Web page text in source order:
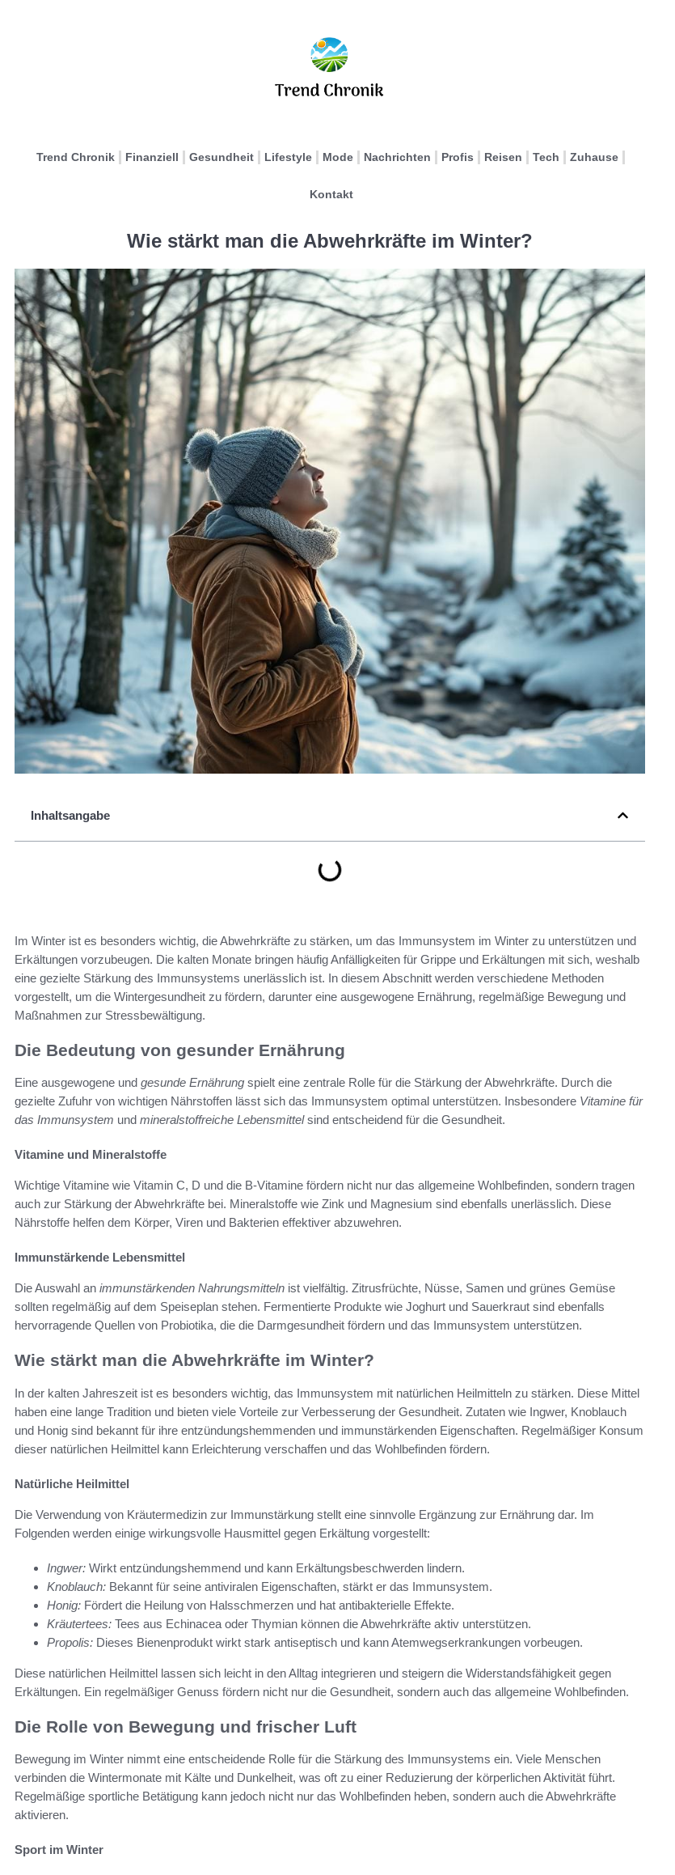
Trend Chronik Finanziell Gesundheit Lifestyle Mode Nachrichten Profis Reisen Tech Zuhause
Kontakt
Wie stärkt man die Abwehrkräfte im Winter?
Inhaltsangabe
Im Winter ist es besonders wichtig, die Abwehrkräfte zu stärken, um das Immunsystem im Winter zu unterstützen und
Erkältungen vorzubeugen. Die kalten Monate bringen häufig Anfälligkeiten für Grippe und Erkältungen mit sich, weshalb
eine gezielte Stärkung des Immunsystems unerlässlich ist. In diesem Abschnitt werden verschiedene Methoden
vorgestellt, um die Wintergesundheit zu fördern, darunter eine ausgewogene Ernährung, regelmäßige Bewegung und
Maßnahmen zur Stressbewältigung.
Die Bedeutung von gesunder Ernährung
Eine ausgewogene und gesunde Ernährung spielt eine zentrale Rolle für die Stärkung der Abwehrkräfte. Durch die
gezielte Zufuhr von wichtigen Nährstoffen lässt sich das Immunsystem optimal unterstützen. Insbesondere Vitamine für
das Immunsystem und mineralstoffreiche Lebensmittelsind entscheidend für die Gesundheit.
Vitamine und Mineralstoffe
Wichtige Vitamine wie Vitamin C, D und die B-Vitamine fördern nicht nur das allgemeine Wohlbefinden, sondern tragen
auch zur Stärkung der Abwehrkräfte bei. Mineralstoffe wie Zink und Magnesium sind ebenfalls unerlässlich. Diese
Nährstoffe helfen dem Körper, Viren und Bakterien effektiver abzuwehren.
Immunstärkende Lebensmittel
Die Auswahl an immunstärkenden Nahrungsmitteln ist vielfältig. Zitrusfrüchte, Nüsse, Samen und grünes Gemüse
sollten regelmäßig auf dem Speiseplan stehen. Fermentierte Produkte wie Joghurt und Sauerkraut sind ebenfalls
hervorragende Quellen von Probiotika, die die Darmgesundheit fördern und das Immunsystem unterstützen.
Wie stärkt man die Abwehrkräfte im Winter?
In der kalten Jahreszeit ist es besonders wichtig, das Immunsystem mit natürlichen Heilmitteln zu stärken. Diese Mittel
haben eine lange Tradition und bieten viele Vorteile zur Verbesserung der Gesundheit. Zutaten wie Ingwer, Knoblauch
und Honig sind bekannt für ihre entzündungshemmenden und immunstärkenden Eigenschaften. Regelmäßiger Konsum
dieser natürlichen Heilmittel kann Erleichterung verschaffen und das Wohlbefinden fördern.
Natürliche Heilmittel
Die Verwendung von Kräutermedizin zur Immunstärkung stellt eine sinnvolle Ergänzung zur Ernährung dar. Im
Folgenden werden einige wirkungsvolle Hausmittel gegen Erkältung vorgestellt:
Ingwer: Wirkt entzündungshemmend und kann Erkältungsbeschwerden lindern.
Knoblauch: Bekannt für seine antiviralen Eigenschaften, stärkt er das Immunsystem.
Honig: Fördert die Heilung von Halsschmerzen und hat antibakterielle Effekte.
Kräutertees: Tees aus Echinacea oder Thymian können die Abwehrkräfte aktiv unterstützen.
Propolis: Dieses Bienenprodukt wirkt stark antiseptisch und kann Atemwegserkrankungen vorbeugen.
Diese natürlichen Heilmittel lassen sich leicht in den Alltag integrieren und steigern die Widerstandsfähigkeit gegen
Erkältungen. Ein regelmäßiger Genuss fördern nicht nur die Gesundheit, sondern auch das allgemeine Wohlbefinden.
Die Rolle von Bewegung und frischer Luft
Bewegung im Winter nimmt eine entscheidende Rolle für die Stärkung des Immunsystems ein. Viele Menschen
verbinden die Wintermonate mit Kälte und Dunkelheit, was oft zu einer Reduzierung der körperlichen Aktivität führt.
Regelmäßige sportliche Betätigung kann jedoch nicht nur das Wohlbefinden heben, sondern auch die Abwehrkräfte
aktivieren.
Sport im Winter